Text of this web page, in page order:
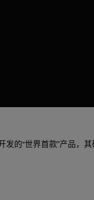
的“世界首款”产品，其